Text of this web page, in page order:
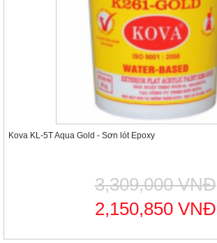
Kova KL-5T Aqua Gold - Sơn lót Epoxy
3,309,000 VNĐ
2,150,850 VNĐ